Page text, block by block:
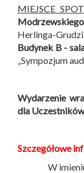
MIEJSCE
Herlinga-
Budynek B -
„Sympozjum
Wydarzenie
dla Uczestników
Szczegółowe
W